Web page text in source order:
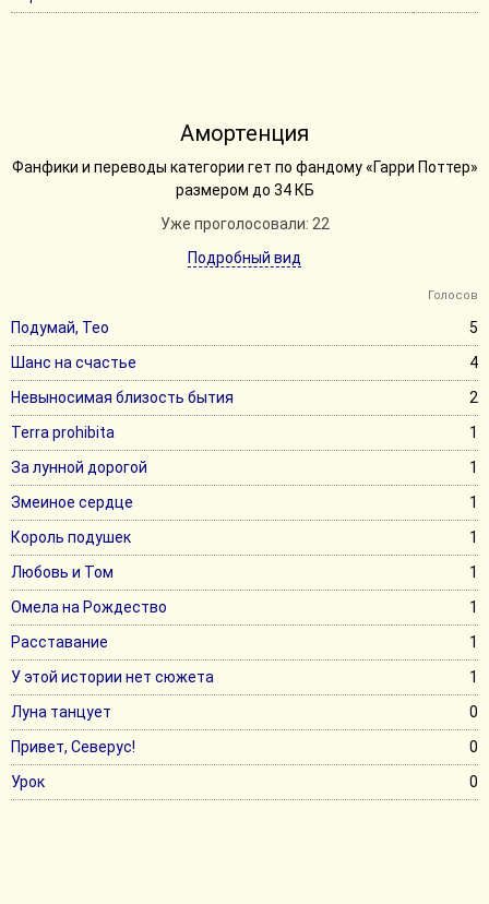
Амортенция
Фанфики и переводы категории гет по фандому «Гарри Поттер»
размером до 34 КБ
Уже проголосовали: 22
Подробный вид
Голосов
Подумай, Тео
5
Шанс на счастье
4
Невыносимая близость бытия
2
Terra prohibita
1
За лунной дорогой
1
Змеиное сердце
1
Король подушек
1
Любовь и Том
1
Омела на Рождество
1
Расставание
1
У этой истории нет сюжета
1
Луна танцует
0
Привет, Северус!
0
Урок
0